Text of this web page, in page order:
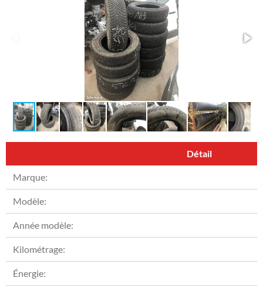
Détail
Marque:
Modèle:
Année modèle:
Kilométrage:
Énergie: